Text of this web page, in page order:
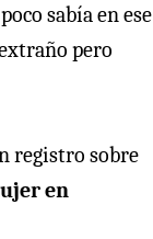
sabía en ese
pero
registro sobre
en